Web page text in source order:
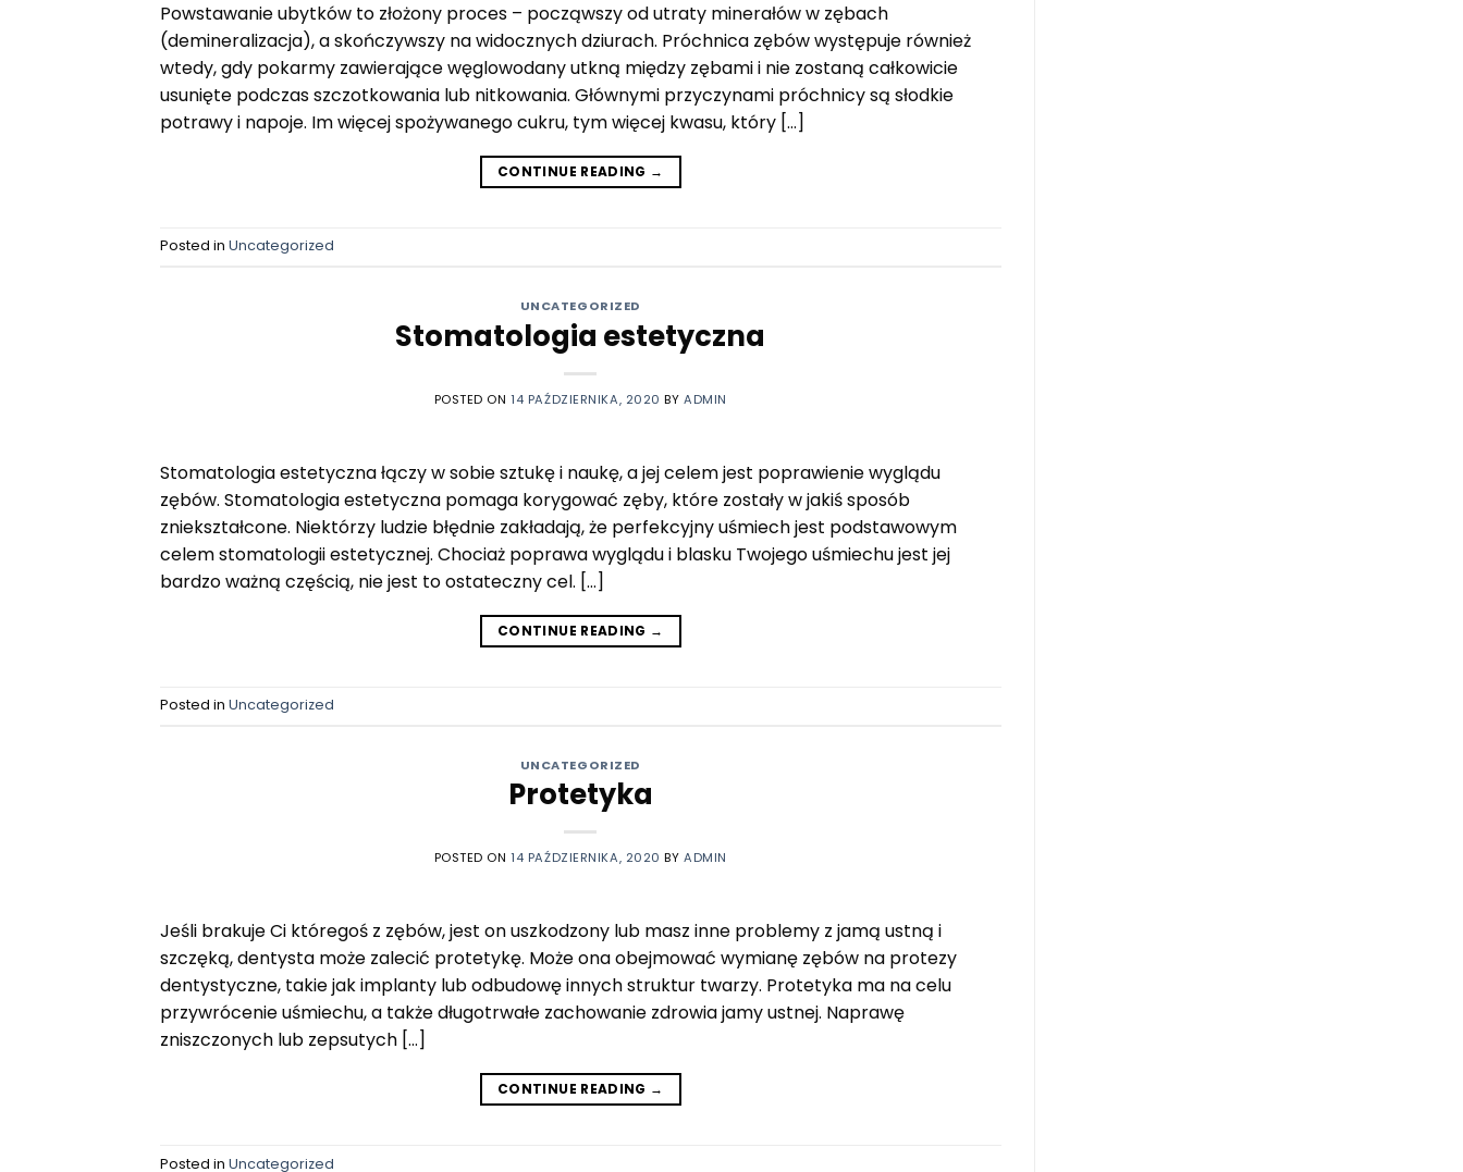
Powstawanie ubytków to złożony proces – począwszy od utraty minerałów w zębach
(demineralizacja), a skończywszy na widocznych dziurach. Próchnica zębów występuje również
wtedy, gdy pokarmy zawierające węglowodany utkną między zębami i nie zostaną całkowicie
usunięte podczas szczotkowania lub nitkowania. Głównymi przyczynami próchnicy są słodkie
potrawy i napoje. Im więcej spożywanego cukru, tym więcej kwasu, który […]
CONTINUE READING →
Posted in Uncategorized
UNCATEGORIZED
Stomatologia estetyczna
POSTED ON14 PAŹDZIERNIKA, 2020 BYADMIN
Stomatologia estetyczna łączy w sobie sztukę i naukę, a jej celem jest poprawienie wyglądu
zębów. Stomatologia estetyczna pomaga korygować zęby, które zostały w jakiś sposób
zniekształcone. Niektórzy ludzie błędnie zakładają, że perfekcyjny uśmiech jest podstawowym
celem stomatologii estetycznej. Chociaż poprawa wyglądu i blasku Twojego uśmiechu jest jej
bardzo ważną częścią, nie jest to ostateczny cel. […]
CONTINUE READING →
Posted in Uncategorized
UNCATEGORIZED
Protetyka
POSTED ON14 PAŹDZIERNIKA, 2020 BYADMIN
Jeśli brakuje Ci któregoś z zębów, jest on uszkodzony lub masz inne problemy z jamą ustną i
szczęką, dentysta może zalecić protetykę. Może ona obejmować wymianę zębów na protezy
dentystyczne, takie jak implanty lub odbudowę innych struktur twarzy. Protetyka ma na celu
przywrócenie uśmiechu, a także długotrwałe zachowanie zdrowia jamy ustnej. Naprawę
zniszczonych lub zepsutych […]
CONTINUE READING →
Posted in Uncategorized